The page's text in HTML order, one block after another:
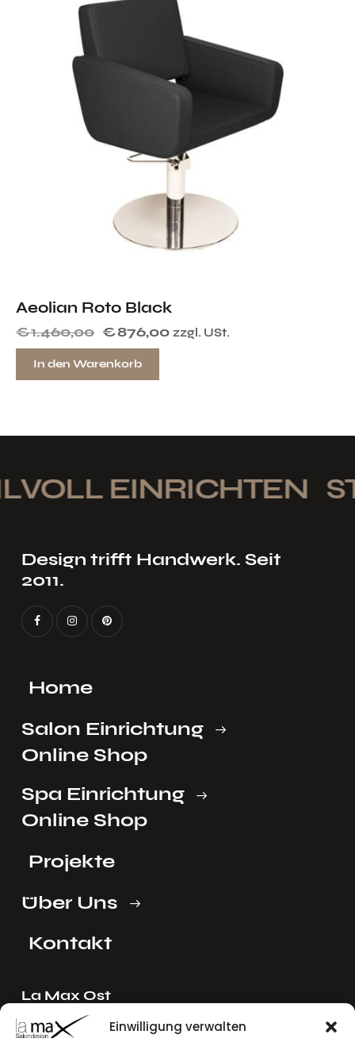
Einwilligung verwalten
Aeolian Roto Black
€1.460,00 €876,00 zzgl. USt.
In den Warenkorb
EINRICHTEN
Design trifft Handwerk. Seit
2011.
Home
Salon Einrichtung
Online Shop
Spa Einrichtung
Online Shop
Projekte
Über Uns
Kontakt
La Max Ost
Ing. Reinhard Mayer e.U.
Stadlgasse 4